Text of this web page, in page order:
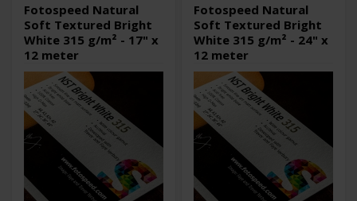
Fotospeed Natural
Soft Textured Bright
White 315 g/m² - 17" x
12 meter
Fotospeed Natural
Soft Textured Bright
White 315 g/m² - 24" x
12 meter